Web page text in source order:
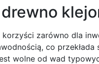
zarówno dla
co
wolne od wad